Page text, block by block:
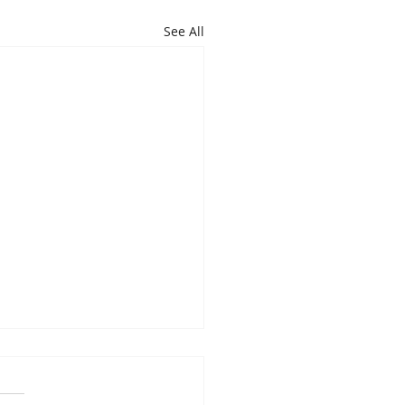
See All
یت ابریشم رنگ به فقط